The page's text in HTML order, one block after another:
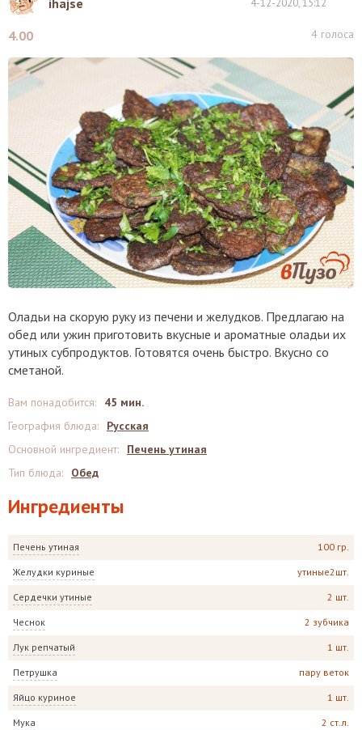
4.00 4 голоса
Оладьи на скорую руку из печени и желудков. Предлагаю на
обед или ужин приготовить вкусные и ароматные оладьи их
утиных субпродуктов. Готовятся очень быстро. Вкусно со
сметаной.
Ингредиенты
Печень утиная 100 гр.
Желудки куриные утиные2шт.
Сердечки утиные 2 шт.
Чеснок 2 зубчика
Лук репчатый 1 шт.
Петрушка пару веток
Яйцо куриное 1 шт.
Мука 2 ст.л.
Вам понадобится:
45 мин.
География блюда:
Русская
Основной ингредиент:
Печень утиная
Тип блюда: Обед